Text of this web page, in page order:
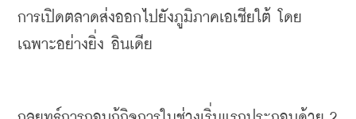
การเปิดตลาดส่งออกไปยังภูมิภาคเอเชียใต้
โดย
เฉพาะอย่างยิ่ง อินเดีย